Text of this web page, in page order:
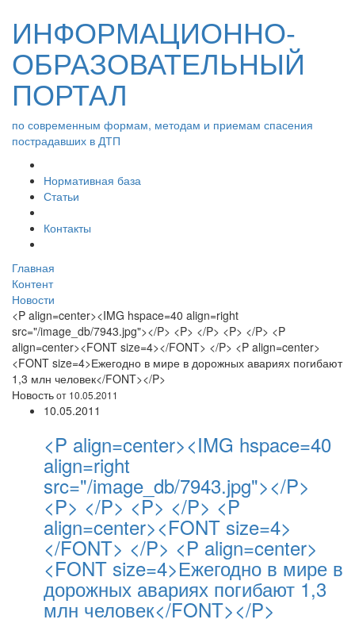
ИНФОРМАЦИОННО-
ОБРАЗОВАТЕЛЬНЫЙ
ПОРТАЛ
по современным формам, методам и приемам спасения
пострадавших в ДТП
Нормативная база
Статьи
Контакты
Главная
Контент
Новости
<P align=center><IMG hspace=40 align=right
src="/image_db/7943.jpg"></P> <P> </P> <P> </P> <P
align=center><FONT size=4></FONT> </P> <P align=center>
<FONT size=4>Ежегодно в мире в дорожных авариях погибают
1,3 млн человек</FONT></P>
Новостьот 10.05.2011
10.05.2011
<P align=center><IMG hspace=40
align=right
src="/image_db/7943.jpg"></P>
<P> </P> <P> </P> <P
align=center><FONT size=4>
</FONT> </P> <P align=center>
<FONT size=4>Ежегодно в мире в
дорожных авариях погибают 1,3
млн человек</FONT></P>